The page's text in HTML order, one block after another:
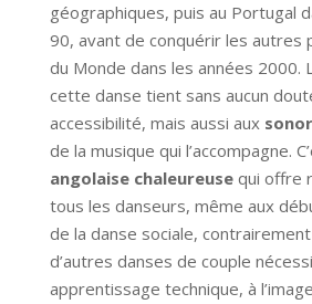
géographiques, puis au Portugal
90, avant de conquérir les autres
du Monde dans les années 2000.
cette danse tient sans aucun
accessibilité, mais aussi aux
de la musique qui l’accompagne.
angolaise chaleureusequi offre
tous les danseurs, même aux
de la danse sociale,
d’autres danses de couple
apprentissage technique, à